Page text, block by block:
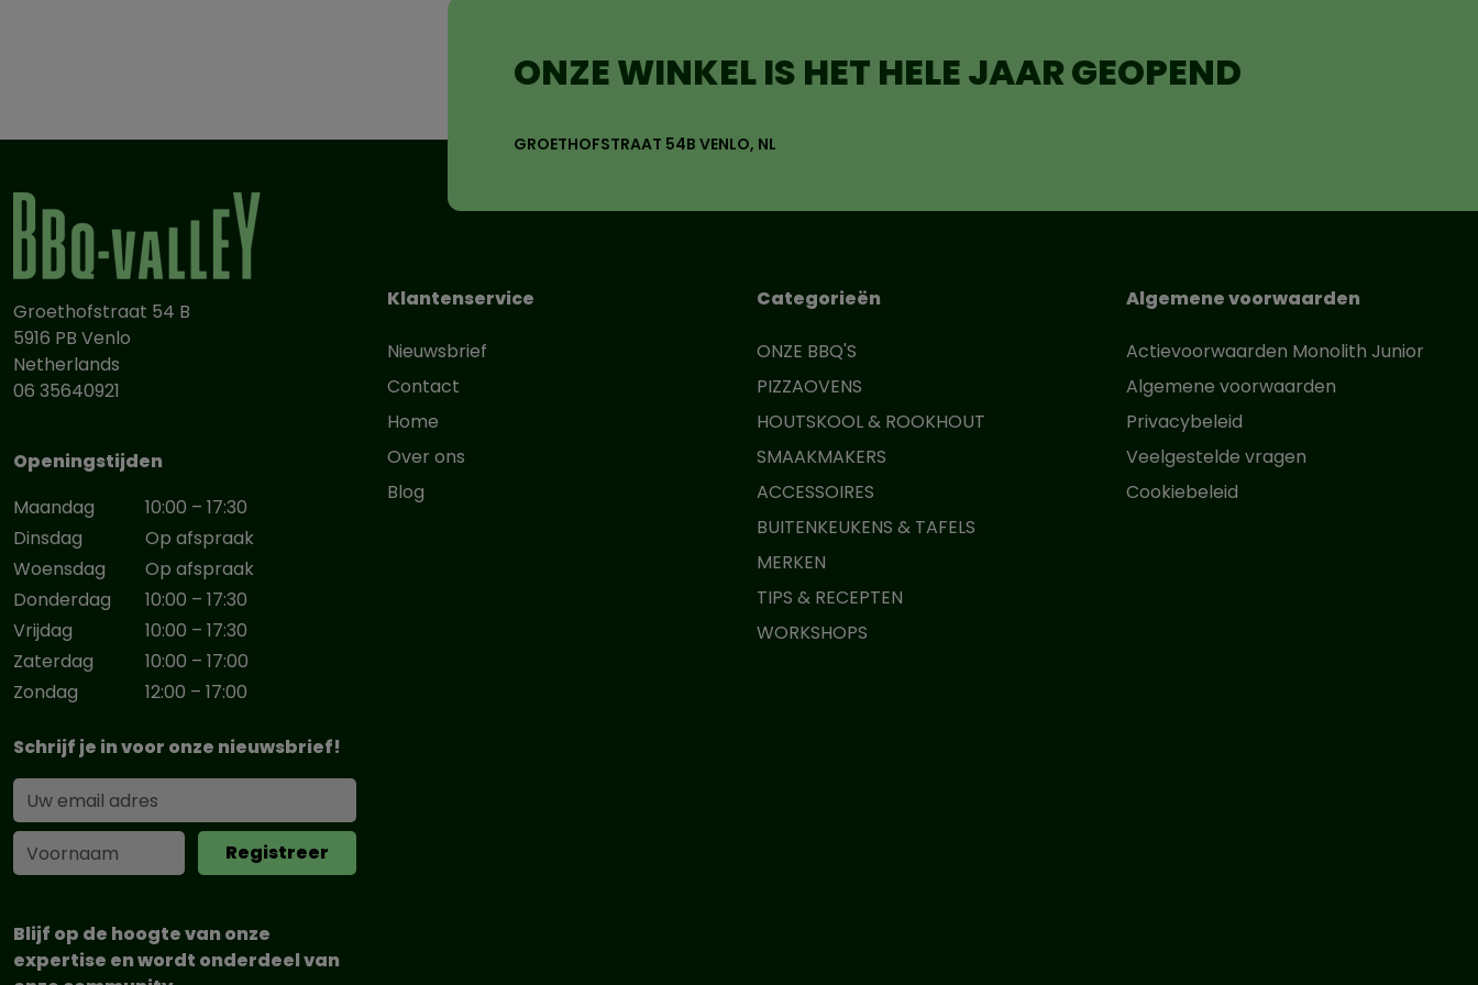
ONZE WINKEL IS HET HELE JAAR GEOPEND
GROETHOFSTRAAT 54B VENLO, NL
Groethofstraat 54 B
5916 PB Venlo
Netherlands
06 35640921
Openingstijden
Maandag
10:00 – 17:30
Dinsdag
Op afspraak
Woensdag
Op afspraak
Donderdag
10:00 – 17:30
Vrijdag
10:00 – 17:30
Zaterdag
10:00 – 17:00
Zondag
12:00 – 17:00
Schrijf je in voor onze nieuwsbrief!
Blijf op de hoogte van onze
expertise en wordt onderdeel van
Klantenservice
Nieuwsbrief
Contact
Home
Over ons
Blog
Categorieën
ONZE BBQ'S
PIZZAOVENS
HOUTSKOOL & ROOKHOUT
SMAAKMAKERS
ACCESSOIRES
BUITENKEUKENS & TAFELS
MERKEN
TIPS & RECEPTEN
WORKSHOPS
Algemene voorwaarden
Actievoorwaarden Monolith Junior
Algemene voorwaarden
Privacybeleid
Veelgestelde vragen
Cookiebeleid